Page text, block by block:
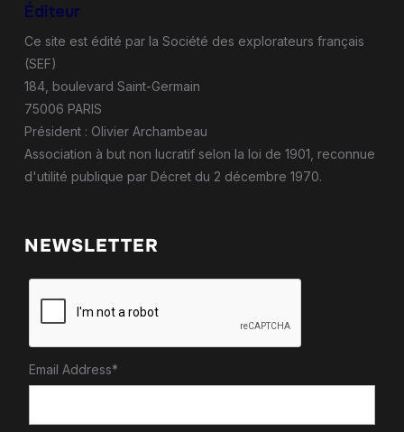
Éditeur
Ce site est édité par la Société des explorateurs français
(SEF)
184, boulevard Saint-Germain
75006 PARIS
Président : Olivier Archambeau
Association à but non lucratif selon la loi de 1901, reconnue
d'utilité publique par Décret du 2 décembre 1970.
NEWSLETTER
Email Address*